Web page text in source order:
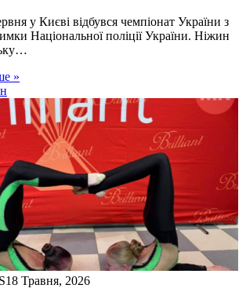
у Києві відбувся чемпіонат України з
Національної поліції України. Ніжин
»
18 Травня, 2026